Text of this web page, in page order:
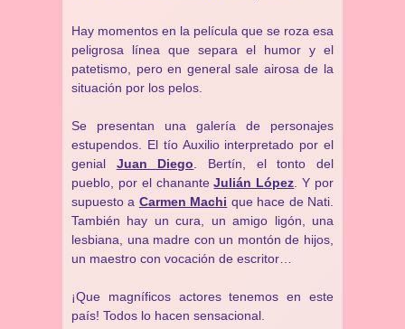
Hay momentos en la película que se roza esa
peligrosa línea que separa el humor y el
patetismo, pero en general sale airosa de la
situación por los pelos.
Se presentan una galería de personajes
estupendos. El tío Auxilio interpretado por el
genial Juan Diego . Bertín, el tonto del
pueblo, por el chananteJulián López . Y por
supuesto a Carmen Machi que hace de Nati.
También hay un cura, un amigo ligón, una
lesbiana, una madre con un montón de hijos,
un maestro con vocación de escritor…
¡Que magníficos actores tenemos en este
país! Todos lo hacen sensacional.